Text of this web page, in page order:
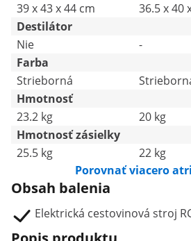
39 x 43 x 44 cm
36.5 x 40
Destilátor
Nie
-
Farba
Strieborná
Hmotnosť
23.2 kg
20 kg
Hmotnosť zásielky
25.5 kg
22 kg
Porovnať viacero
Obsah balenia
Elektrická cestovinová stroj